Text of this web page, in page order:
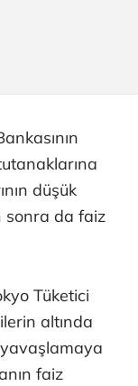
düşük
sonra da faiz
Tüketici
altında
faiz